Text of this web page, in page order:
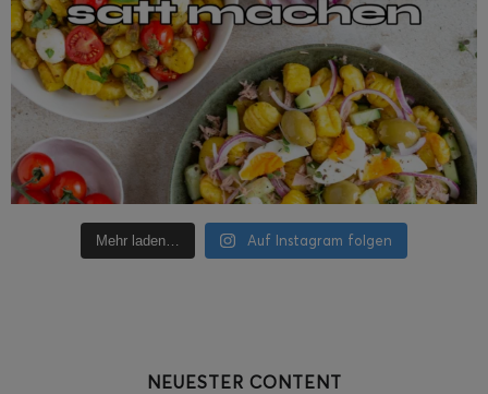
Mehr laden… Auf Instagram folgen
NEUESTER CONTENT